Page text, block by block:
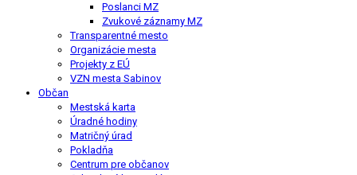
Poslanci MZ
Zvukové záznamy MZ
Transparentné mesto
Organizácie mesta
Projekty z EÚ
VZN mesta Sabinov
Občan
Mestská karta
Úradné hodiny
Matričný úrad
Pokladňa
Centrum pre občanov